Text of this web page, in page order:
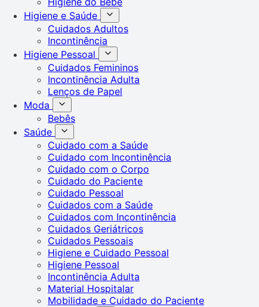
Higiene e Saúde
Cuidados Adultos
Incontinência
Higiene Pessoal
Cuidados Femininos
Incontinência Adulta
Lenços de Papel
Moda
Bebês
Saúde
Cuidado com a Saúde
Cuidado com Incontinência
Cuidado com o Corpo
Cuidado do Paciente
Cuidado Pessoal
Cuidados com a Saúde
Cuidados com Incontinência
Cuidados Geriátricos
Cuidados Pessoais
Higiene e Cuidado Pessoal
Higiene Pessoal
Incontinência Adulta
Material Hospitalar
Mobilidade e Cuidado do Paciente